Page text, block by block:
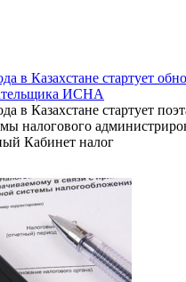
в Казахстане стартует
ИСНА
в Казахстане стартует
налогового
Кабинет налог